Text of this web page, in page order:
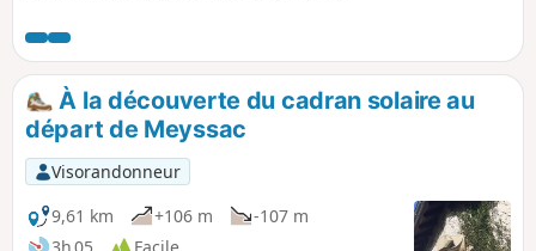
À la découverte du cadran solaire au
départ de Meyssac
Visorandonneur
9,61 km
+106 m
-107 m